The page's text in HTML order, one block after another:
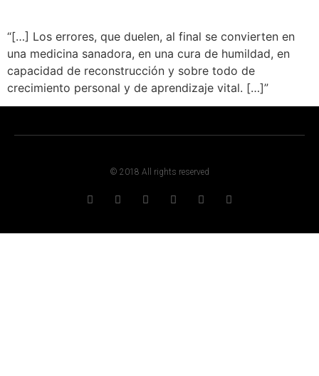
“[…] Los errores, que duelen, al final se convierten en
una medicina sanadora, en una cura de humildad, en
capacidad de reconstrucción y sobre todo de
crecimiento personal y de aprendizaje vital. […]”
© 2018 All rights reserved